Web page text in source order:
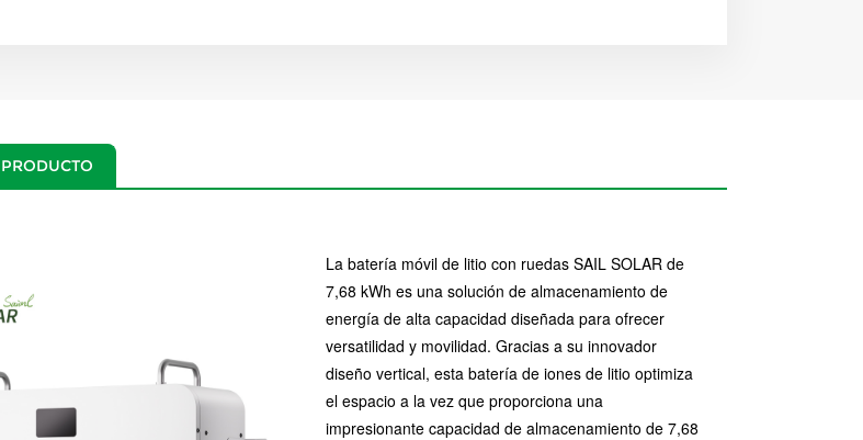
La batería móvil de litio con ruedas SAIL SOLAR de
7,68 kWh es una solución de almacenamiento de
energía de alta capacidad diseñada para ofrecer
versatilidad y movilidad. Gracias a su innovador
diseño vertical, esta batería de iones de litio optimiza
el espacio a la vez que proporciona una
impresionante capacidad de almacenamiento de 7,68